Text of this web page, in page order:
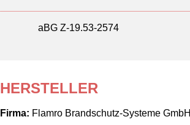
aBG Z-19.53-2574
HERSTELLER
Firma: Flamro Brandschutz-Systeme GmbH